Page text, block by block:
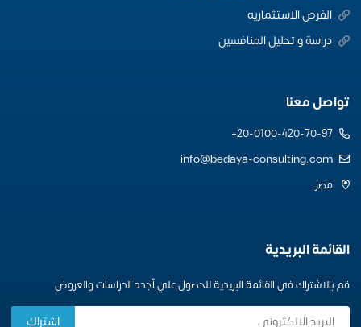
الفرص الاستثماريه
دراسة و تحليل المنافسين
تواصل معنا
20-0100-420-70-97+
info@bedaya-consulting.com
مصر
القائمة البريدية
قم بالاشتراك في القائمة البريدية للحصول علي أجدد الدراسات والعروض